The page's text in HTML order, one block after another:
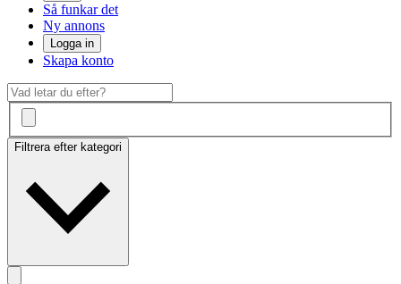
Så funkar det
Ny annons
Logga in
Skapa konto
Filtrera efter kategori